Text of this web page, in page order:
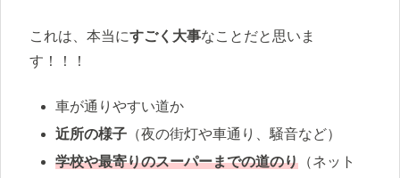
これは、本当にすごく大事なことだと思いま
す！！！
車が通りやすい道か
近所の様子 （夜の街灯や車通り、騒音など）
学校や最寄りのスーパーまでの道のり （ネット